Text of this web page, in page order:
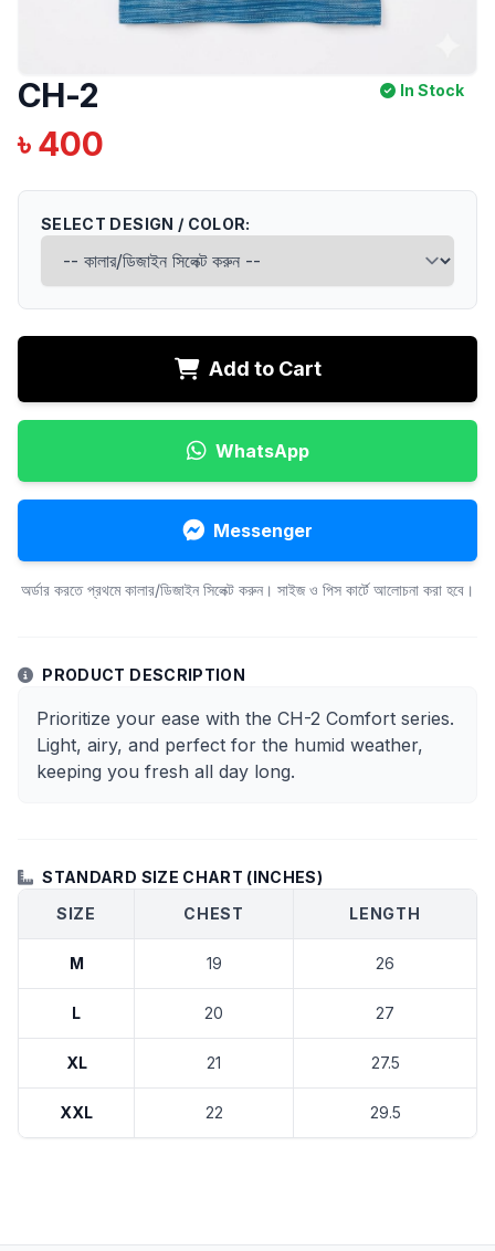
COMFORT
CH-2 In Stock
৳ 400
SELECT DESIGN / COLOR:
Add to Cart
WhatsApp
Messenger
অর্ডার করতে প্রথমে কালার/ডিজাইন সিলেক্ট করুন। সাইজ ও পিস কার্টে আলোচনা করা হবে।
PRODUCT DESCRIPTION
Prioritize your ease with the CH-2 Comfort series.
Light, airy, and perfect for the humid weather,
keeping you fresh all day long.
STANDARD SIZE CHART (INCHES)
SIZE
CHEST LENGTH
M 19 26
L 20 27
XL 21 27.5
XXL 22 29.5